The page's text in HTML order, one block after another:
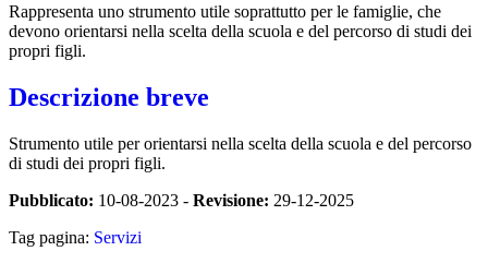
Rappresenta uno strumento utile soprattutto per le famiglie, che
devono orientarsi nella scelta della scuola e del percorso di studi dei
propri figli.
Descrizione breve
Strumento utile per orientarsi nella scelta della scuola e del percorso
di studi dei propri figli.
Pubblicato: 10-08-2023 - Revisione: 29-12-2025
Tag pagina: Servizi